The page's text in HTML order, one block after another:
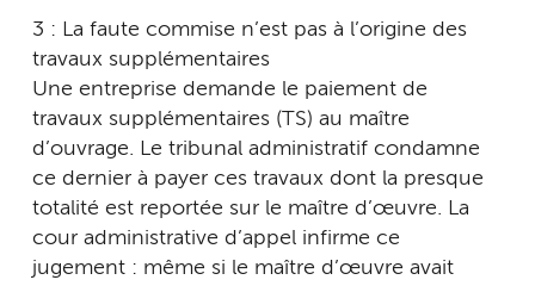
3 : La faute commise n’est pas à l’origine des
travaux supplémentaires
Une entreprise demande le paiement de
travaux supplémentaires (TS) au maître
d’ouvrage. Le tribunal administratif condamne
ce dernier à payer ces travaux dont la presque
totalité est reportée sur le maître d’œuvre. La
cour administrative d’appel infirme ce
jugement : même si le maître d’œuvre avait